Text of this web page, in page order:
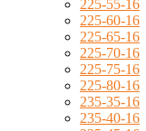
225-55-16
225-60-16
225-65-16
225-70-16
225-75-16
225-80-16
235-35-16
235-40-16